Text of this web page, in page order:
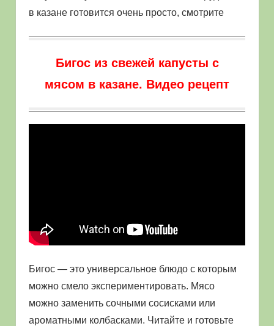
в казане готовится очень просто, смотрите
Бигос из свежей капусты с
мясом в казане. Видео рецепт
Бигос — это универсальное блюдо с которым
можно смело экспериментировать. Мясо
можно заменить сочными сосисками или
ароматными колбасками. Читайте и готовьте